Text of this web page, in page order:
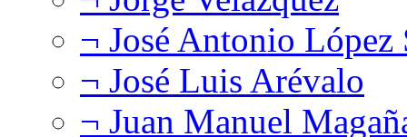
¬ José Antonio López
¬ José Luis Arévalo
¬ Juan Manuel